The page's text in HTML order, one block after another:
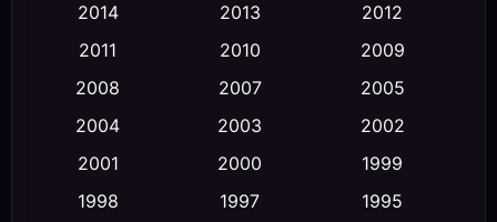
Conspiracy
Crime อาชญากรรม (355)
2014
2013
2012
2011
2010
2009
2008
2007
2005
2004
2003
2002
2001
2000
1999
1998
1997
1995